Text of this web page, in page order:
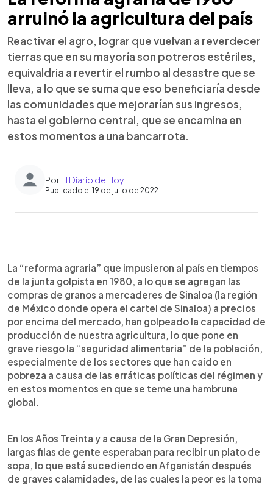
arruinó la agricultura del país
Reactivar el agro, lograr que vuelvan a reverdecer
tierras que en su mayoría son potreros estériles,
equivaldria a revertir el rumbo al desastre que se
lleva, a lo que se suma que eso beneficiaría desde
las comunidades que mejorarían sus ingresos,
hasta el gobierno central, que se encamina en
estos momentos a una bancarrota.
PorEl Diario de Hoy
Publicado el 19 de julio de 2022
► Escuchar artículo
La “reforma agraria” que impusieron al país en tiempos
de la junta golpista en 1980, a lo que se agregan las
compras de granos a mercaderes de Sinaloa (la región
de México donde opera el cartel de Sinaloa) a precios
por encima del mercado, han golpeado la capacidad de
producción de nuestra agricultura, lo que pone en
grave riesgo la “seguridad alimentaria” de la población,
especialmente de los sectores que han caído en
pobreza a causa de las erráticas políticas del régimen y
en estos momentos en que se teme una hambruna
global.
En los Años Treinta y a causa de la Gran Depresión,
largas filas de gente esperaban para recibir un plato de
sopa, lo que está sucediendo en Afganistán después
de graves calamidades, de las cuales la peor es la toma